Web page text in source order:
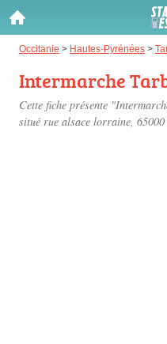
Occitanie > Hautes-Pyrénées >
Intermarche
Cette fiche présente
situé rue alsace lorraine, 65000
Gazole :
Disponible
SP 98 :